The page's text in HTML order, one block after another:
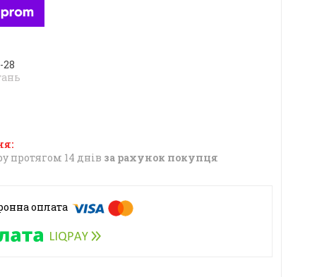
28
протягом 14 днів за рахунок покупця